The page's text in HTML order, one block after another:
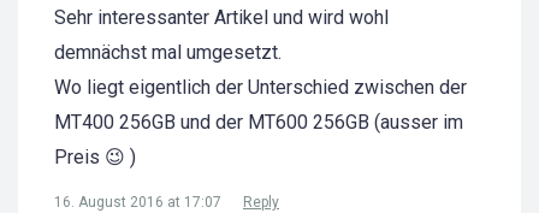
Sehr interessanter Artikel und wird wohl
demnächst mal umgesetzt.
Wo liegt eigentlich der Unterschied zwischen der
MT400 256GB und der MT600 256GB (ausser im
Preis 😉 )
16. August 2016 at 17:07 Reply